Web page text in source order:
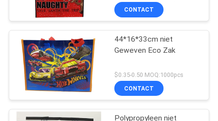
CONTACT
44*16*33cm niet
Geweven Eco Zak
$0.35-0.50 MOQ:1000pcs
CONTACT
Polypropyleen niet